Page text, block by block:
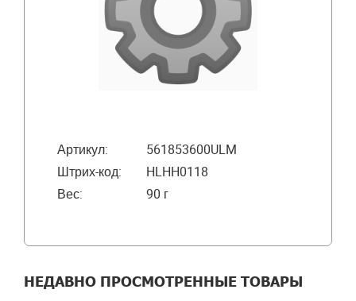
Артикул:
561853600ULM
Штрих-код:
HLHH0118
Вес:
90 г
НЕДАВНО ПРОСМОТРЕННЫЕ ТОВАРЫ